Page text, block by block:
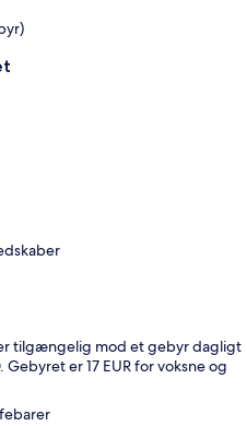
tilgængelig mod et gebyr dagligt
er 17 EUR for voksne og